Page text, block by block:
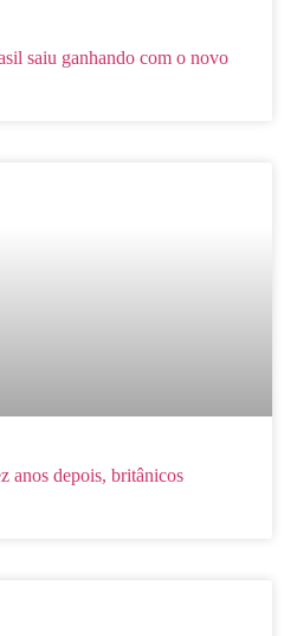
saiu ganhando com o novo
anos depois, britânicos